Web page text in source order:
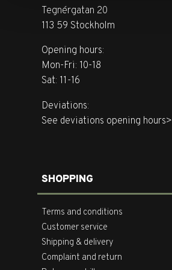
Tegnérgatan 20
113 59 Stockholm
Opening hours:
Mon-Fri: 10-18
Sat: 11-16
Deviations:
See deviations opening hours>
SHOPPING
Terms and conditions
Customer service
Shipping & delivery
Complaint and return